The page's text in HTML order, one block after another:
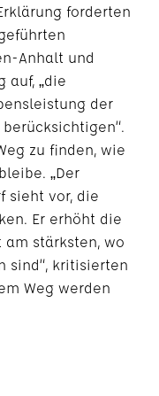
forderten
Anhalt und
auf, „die
der
zu finden, wie
„Der
sieht vor, die
Er erhöht die
stärksten, wo
sind“, kritisierten
Weg werden